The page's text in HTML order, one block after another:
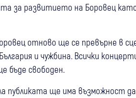
за развитието на Боровец
отново ще се превърне в
и чужбина. Всички
бъде свободен.
публиката ще има възможност да